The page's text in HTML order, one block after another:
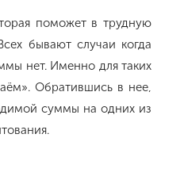
поможет в трудную
бывают случаи когда
нет. Именно для таких
Обратившись в нее,
суммы на одних из